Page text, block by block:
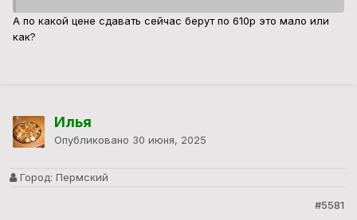
А по какой цене сдавать сейчас берут по 610р это мало или
как?
Илья
Опубликовано 30 июня, 2025
Город: Пермский
#5581